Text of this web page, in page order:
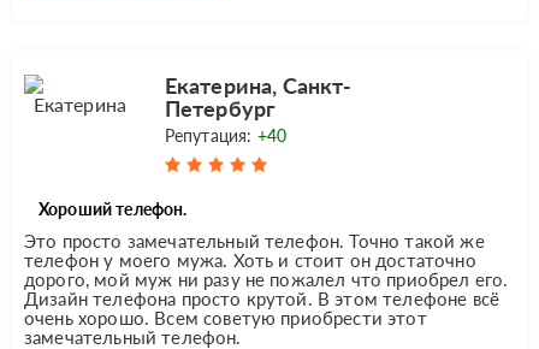
Екатерина, Санкт-
Петербург
Репутация: +40
Хороший телефон.
Это просто замечательный телефон. Точно такой же
телефон у моего мужа. Хоть и стоит он достаточно
дорого, мой муж ни разу не пожалел что приобрел его.
Дизайн телефона просто крутой. В этом телефоне всё
очень хорошо. Всем советую приобрести этот
замечательный телефон.